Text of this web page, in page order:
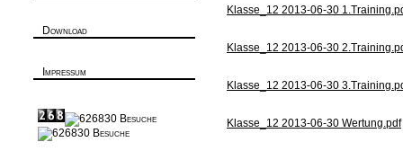
Download
Impressum
Klasse_12 2013-06-30
Klasse_12 2013-06-30
Klasse_12 2013-06-30
Klasse_12 2013-06-30 Wertung.pdf